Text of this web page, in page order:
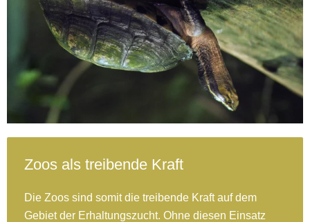
Zoos als treibende Kraft
Die Zoos sind somit die treibende Kraft auf dem
Gebiet der Erhaltungszucht. Ohne diesen Einsatz